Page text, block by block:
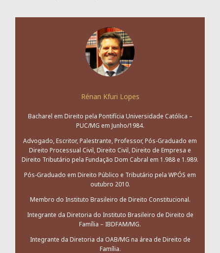
Rénan Kfuri Lopes
Bacharel em Direito pela Pontifícia Universidade Católica –
PUC/MG em Junho/1984.
Advogado, Escritor, Palestrante, Professor, Pós-Graduado em
Direito Processual Civil, Direito Civil, Direito de Empresa e
Direito Tributário pela Fundação Dom Cabral em 1.988 e 1.989.
Pós-Graduado em Direito Público e Tributário pela WPÓS em
outubro 2010.
Membro do Instituto Brasileiro de Direito Constitucional.
Integrante da Diretoria do Instituto Brasileiro de Direito de
Família – IBDFAM/MG.
Integrante da Diretoria da OAB/MG na área de Direito de
Família.